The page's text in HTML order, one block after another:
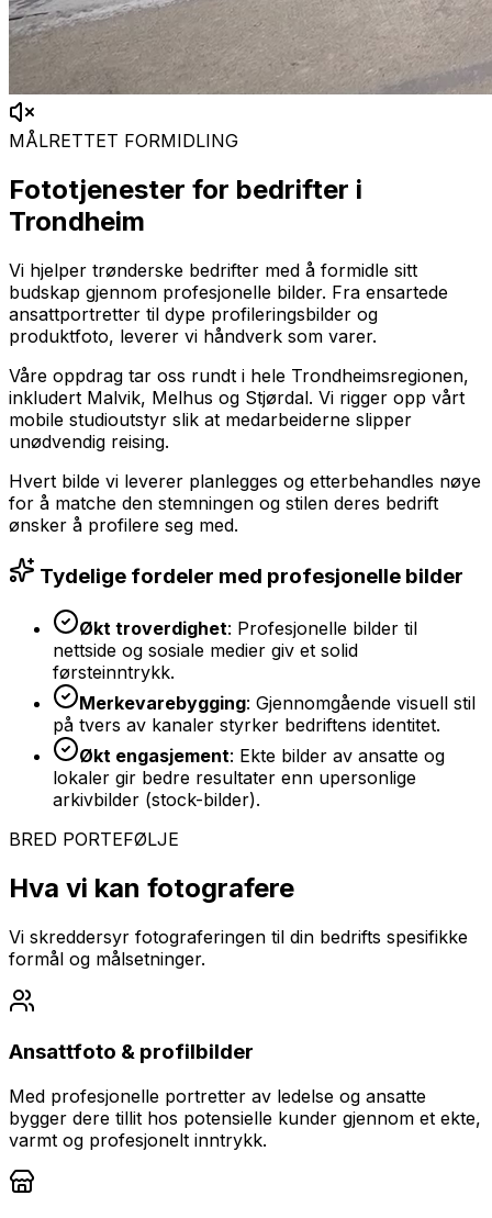
MÅLRETTET FORMIDLING
Fototjenester for bedrifter i
Trondheim
Vi hjelper trønderske bedrifter med å formidle sitt
budskap gjennom profesjonelle bilder. Fra ensartede
ansattportretter til dype profileringsbilder og
produktfoto, leverer vi håndverk som varer.
Våre oppdrag tar oss rundt i hele Trondheimsregionen,
inkludert Malvik, Melhus og Stjørdal. Vi rigger opp vårt
mobile studioutstyr slik at medarbeiderne slipper
unødvendig reising.
Hvert bilde vi leverer planlegges og etterbehandles nøye
for å matche den stemningen og stilen deres bedrift
ønsker å profilere seg med.
Tydelige fordeler med profesjonelle bilder
Økt troverdighet: Profesjonelle bilder til
nettside og sosiale medier giv et solid
førsteinntrykk.
Merkevarebygging: Gjennomgående visuell stil
på tvers av kanaler styrker bedriftens identitet.
Økt engasjement: Ekte bilder av ansatte og
lokaler gir bedre resultater enn upersonlige
arkivbilder (stock-bilder).
BRED PORTEFØLJE
Hva vi kan fotografere
Vi skreddersyr fotograferingen til din bedrifts spesifikke
formål og målsetninger.
Ansattfoto & profilbilder
Med profesjonelle portretter av ledelse og ansatte
bygger dere tillit hos potensielle kunder gjennom et ekte,
varmt og profesjonelt inntrykk.